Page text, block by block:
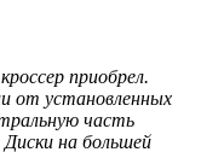
приобрел.
от установленных
часть
на большей